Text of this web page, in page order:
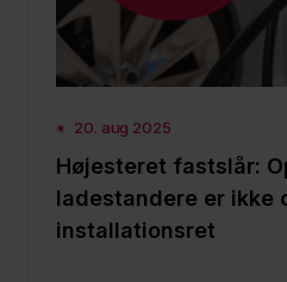
20. aug 2025
Højesteret fastslår:
ladestandere er ikke
installationsret